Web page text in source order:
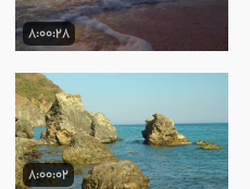
8:00:28
8:00:02